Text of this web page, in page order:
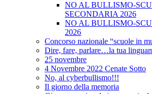
NO AL BULLISMO-
SECONDARIA 2026
NO AL BULLISMO-
2026
Concorso nazionale “scuole in
Dire, fare, parlare…la tua
25 novembre
4 Novembre 2022 Cenate Sotto
No, al cyberbullismo!!!
Il giorno della memoria